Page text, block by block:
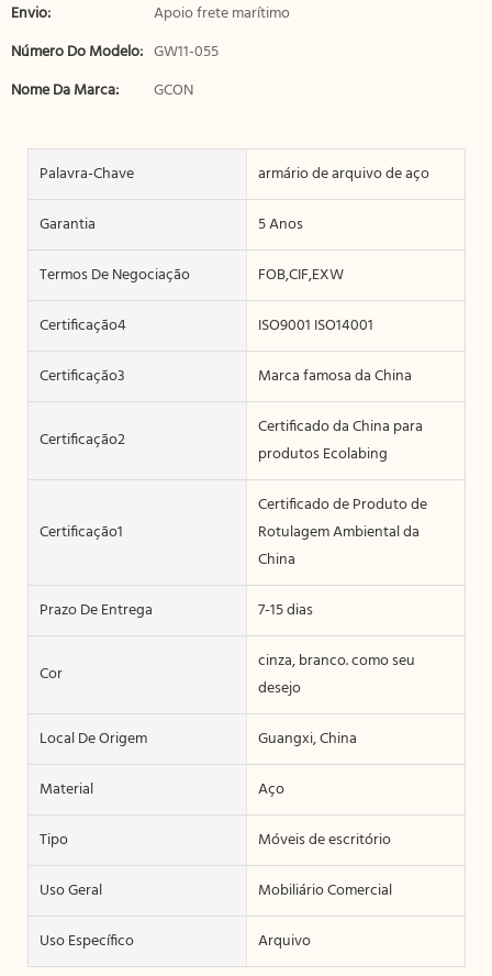
Envio:
Apoio frete marítimo
Número Do Modelo: GW11-055
Nome Da Marca:
GCON
Palavra-Chave
armário de arquivo de aço
Garantia
5 Anos
Termos De Negociação
FOB,CIF,EXW
Certificação4
ISO9001 ISO14001
Certificação3
Marca famosa da China
Certificação2
Certificado da China para
produtos Ecolabing
Certificação1
Certificado de Produto de
Rotulagem Ambiental da
China
Prazo De Entrega
7-15 dias
Cor
cinza, branco. como seu
desejo
Local De Origem
Guangxi, China
Material
Aço
Tipo
Móveis de escritório
Uso Geral
Mobiliário Comercial
Uso Específico
Arquivo